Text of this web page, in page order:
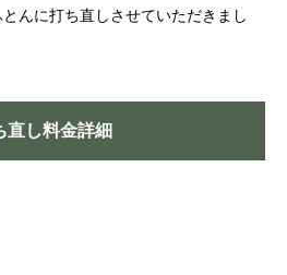
んに打ち直しさせていただきまし
直し料金詳細